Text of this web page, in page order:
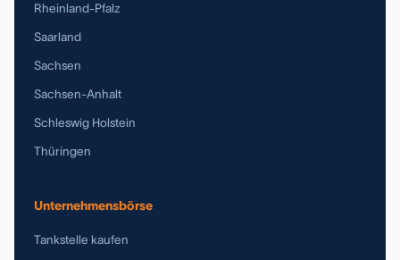
Rheinland-Pfalz
Saarland
Sachsen
Sachsen-Anhalt
Schleswig Holstein
Thüringen
Unternehmensbörse
Tankstelle kaufen